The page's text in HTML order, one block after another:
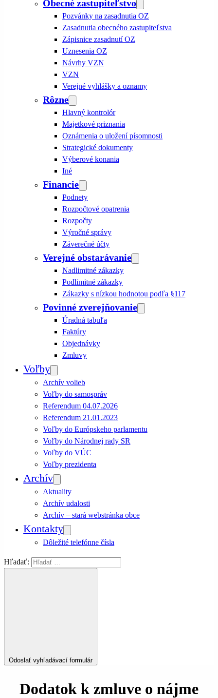
Obecné zastupiteľstvo
Pozvánky na zasadnutia OZ
Zasadnutia obecného zastupiteľstva
Zápisnice zasadnutí OZ
Uznesenia OZ
Návrhy VZN
VZN
Verejné vyhlášky a oznamy
Rôzne
Hlavný kontrolór
Majetkové priznania
Oznámenia o uložení písomnosti
Strategické dokumenty
Výberové konania
Iné
Financie
Podnety
Rozpočtové opatrenia
Rozpočty
Výročné správy
Záverečné účty
Verejné obstarávanie
Nadlimitné zákazky
Podlimitné zákazky
Zákazky s nízkou hodnotou podľa §117
Povinné zverejňovanie
Úradná tabuľa
Faktúry
Objednávky
Zmluvy
Voľby
Archív volieb
Voľby do samospráv
Referendum 04.07.2026
Referendum 21.01.2023
Voľby do Európskeho parlamentu
Voľby do Národnej rady SR
Voľby do VÚC
Voľby prezidenta
Archív
Aktuality
Archív udalosti
Archív – stará webstránka obce
Kontakty
Dôležité telefónne čísla
Hľadať:
Odoslať vyhľadávací formulár
Dodatok k zmluve o nájme